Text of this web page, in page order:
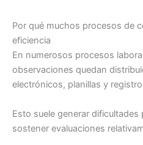
Por qué muchos procesos de
eficiencia
En numerosos procesos
observaciones quedan
electrónicos, planillas y
Esto suele generar
sostener evaluaciones